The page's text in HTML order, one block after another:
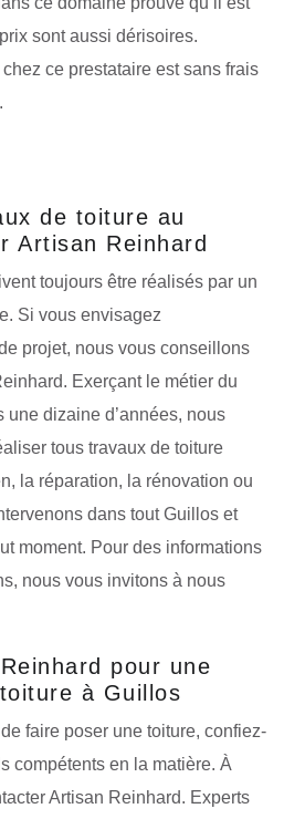
sont aussi dérisoires.
ce prestataire est sans frais
de toiture au
Artisan Reinhard
toujours être réalisés par un
Si vous envisagez
projet, nous vous conseillons
Exerçant le métier du
dizaine d’années, nous
tous travaux de toiture
la réparation, la rénovation ou
dans tout Guillos et
moment. Pour des informations
nous vous invitons à nous
pour une
à Guillos
faire poser une toiture, confiez-
compétents en la matière. À
Artisan Reinhard. Experts